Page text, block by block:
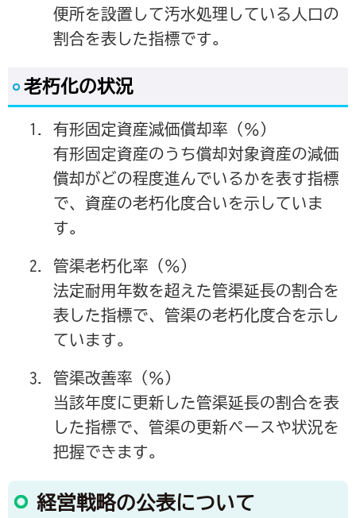
便所を設置して汚水処理している人口の
割合を表した指標です。
老朽化の状況
有形固定資産減価償却率（％）
有形固定資産のうち償却対象資産の減価
償却がどの程度進んでいるかを表す指標
で、資産の老朽化度合いを示していま
す。
管渠老朽化率（％）
法定耐用年数を超えた管渠延長の割合を
表した指標で、管渠の老朽化度合を示し
ています。
管渠改善率（％）
当該年度に更新した管渠延長の割合を表
した指標で、管渠の更新ペースや状況を
把握できます。
経営戦略の公表について